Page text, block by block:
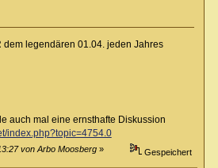
dem legendären 01.04. jeden Jahres
auch mal eine ernsthafte Diskussion
index.php?topic=4754.0
von Arbo Moosberg » Gespeichert